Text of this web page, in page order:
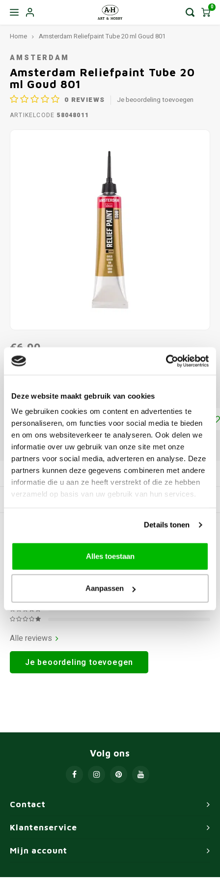
Deze website maakt gebruik van cookies
We gebruiken cookies om content en advertenties te
personaliseren, om functies voor social media te bieden
en om ons websiteverkeer te analyseren. Ook delen we
informatie over uw gebruik van onze site met onze
partners voor social media, adverteren en analyse. Deze
partners kunnen deze gegevens combineren met andere
informatie die u aan ze heeft verstrekt of die ze hebben
verzameld op basis van uw gebruik van hun services.
Details tonen
Alles toestaan
Aanpassen
0
Home Amsterdam Reliefpaint Tube 20 ml Goud 801
AMSTERDAM
Amsterdam Reliefpaint Tube 20
ml Goud 801
0 REVIEWS Je beoordeling toevoegen
ARTIKELCODE 58048011
€6,90
DIRECT LEVERBAAR
Reliefpaint Lees meer
Toevoegen aan winkelwagen
DELEN:
Productomschrijving
Gerelateerde producten
BEOORDELINGEN
Alle reviews
Je beoordeling toevoegen
Contact
Volg ons
Klantenservice
Mijn account